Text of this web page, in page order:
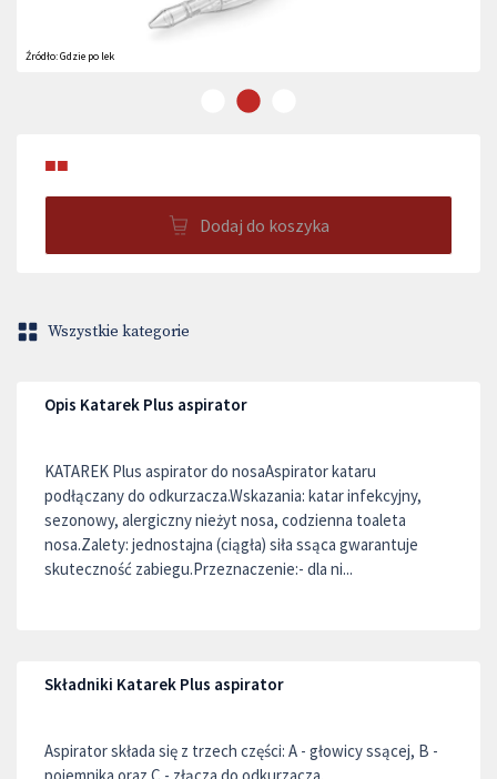
Źródło:Gdzie po lek
■■
Dodaj do koszyka
Wszystkie kategorie
Opis Katarek Plus aspirator
KATAREK Plus aspirator do nosaAspirator kataru
podłączany do odkurzacza.Wskazania: katar infekcyjny,
sezonowy, alergiczny nieżyt nosa, codzienna toaleta
nosa.Zalety: jednostajna (ciągła) siła ssąca gwarantuje
skuteczność zabiegu.Przeznaczenie:- dla ni...
Składniki Katarek Plus aspirator
Aspirator składa się z trzech części: A - głowicy ssącej, B -